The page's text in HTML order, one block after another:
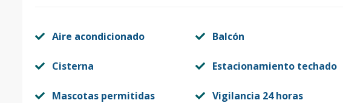
Aire acondicionado Balcón
Cisterna Estacionamiento techado
Mascotas permitidas Vigilancia 24 horas